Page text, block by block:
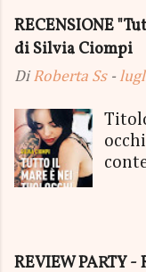
05
New
Un
in Un
- un
RECENSIONE
di Silvia Ciompi
DiRoberta Ss -
REVIEW PARTY